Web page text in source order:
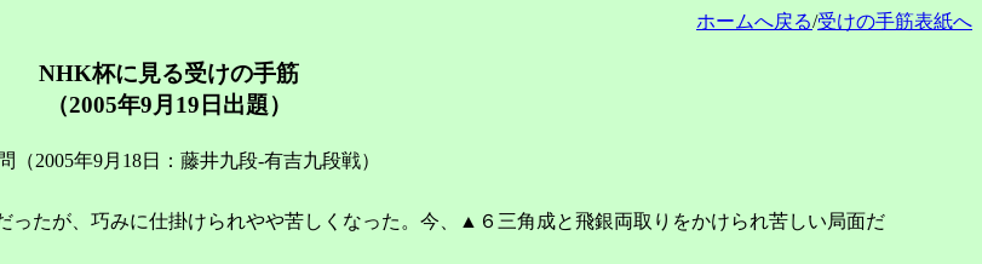
ホームへ戻る/受けの手筋表紙へ
NHK杯に見る受けの手筋
（2005年9月19日出題）
（2005年9月18日：藤井九段-有吉九段戦）
ったが、巧みに仕掛けられやや苦しくなった。今、▲６三角成と飛銀両取りをかけられ苦しい局面だ